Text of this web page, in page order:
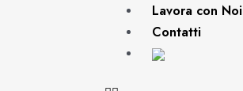
Lavora con Noi
Contatti